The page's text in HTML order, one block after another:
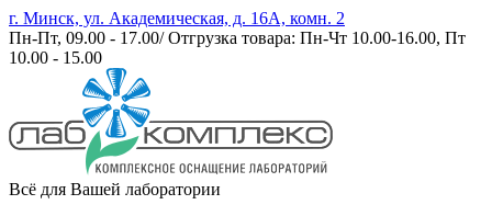
г. Минск, ул. Академическая, д. 16А, комн. 2
Пн-Пт, 09.00 - 17.00/ Отгрузка товара: Пн-Чт 10.00-16.00, Пт
10.00 - 15.00
Всё для Вашей лаборатории